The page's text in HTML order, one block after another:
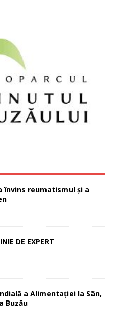
învins reumatismul și a
DE EXPERT
a Alimentației la Sân,
Buzău